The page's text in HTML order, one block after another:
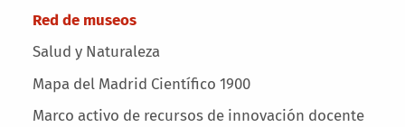
Red de museos
Salud y Naturaleza
Mapa del Madrid Científico 1900
Marco activo de recursos de innovación docente